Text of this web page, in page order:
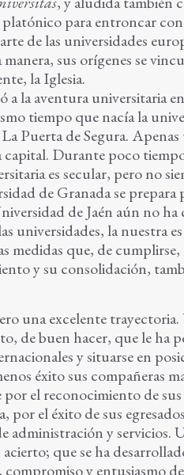
platónico para entroncar
de las universidades
sus orígenes se
la Iglesia.
a la aventura universitaria
tiempo que nacía la
Puerta de Segura. Apenas
capital. Durante poco
es secular, pero no
de Granada se prepara
de Jaén aún no
universidades, la nuestra
medidas que, de cumplirse,
y su consolidación,
una excelente
de buen hacer, que le ha
y situarse en
éxito sus compañeras
el reconocimiento de
por el éxito de sus
administración y servicios.
que se ha
y entusiasmo